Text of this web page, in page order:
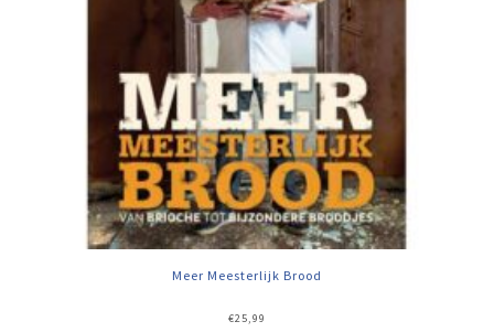
Meer Meesterlijk Brood
€25,99